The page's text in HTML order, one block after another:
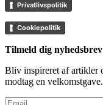
Privatlivspolitik
Cookiepolitik
Tilmeld dig nyhedsbrev
Bliv inspireret af artikler
modtag en velkomstgave.